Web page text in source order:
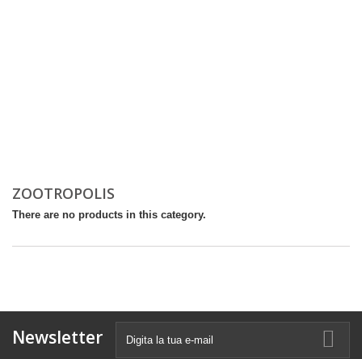
ZOOTROPOLIS
There are no products in this category.
Newsletter